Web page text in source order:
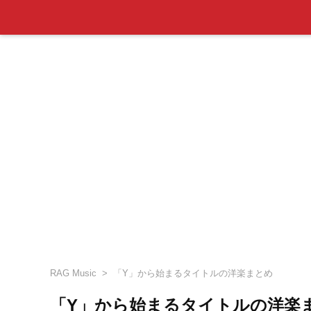
RAG Music 「Y」から始まるタイトルの洋楽まとめ
「Y」から始まるタイトルの洋楽